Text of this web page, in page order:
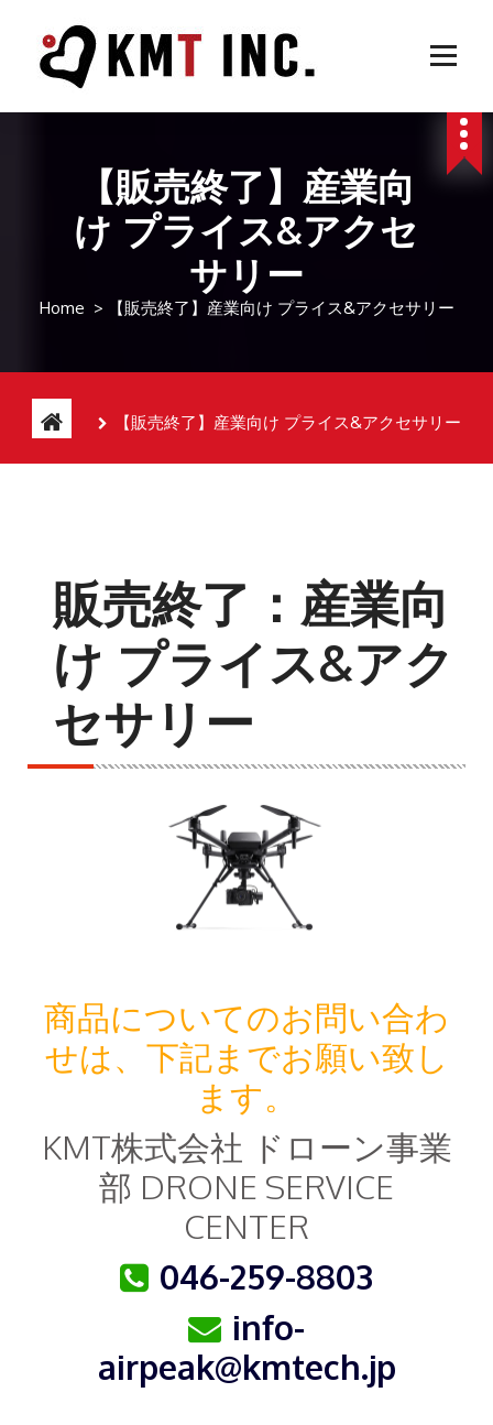
t
【販売終了】産業向
け プライス&アクセ
サリー
Home > 【販売終了】産業向け プライス&アクセサリー
【販売終了】産業向け プライス&アクセサリー
販売終了：産業向
け プライス&アク
セサリー
商品についてのお問い合わ
せは、下記までお願い致し
ます。
KMT株式会社 ドローン事業
部 DRONE SERVICE
CENTER
046-259-8803
info-
airpeak@kmtech.jp